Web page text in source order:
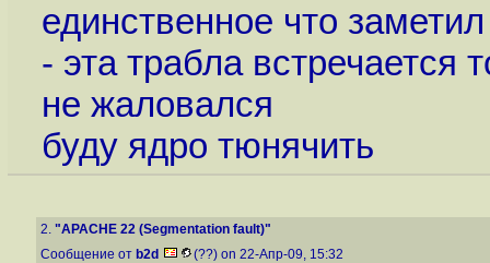
единственное что
- эта трабла встречается
не жаловался
буду ядро тюнячить
2. "APACHE 22 (Segmentation fault)"
Сообщение от b2d (??) on 22-Апр-09, 15:32